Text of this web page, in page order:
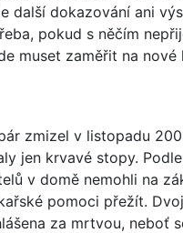
další dokazování ani
pokud s něčím
muset zaměřit na nové
zmizel v listopadu
jen krvavé stopy.
v domě nemohli na
pomoci přežít.
za mrtvou, neboť